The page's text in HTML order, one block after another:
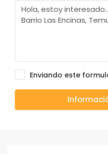
Enviando este